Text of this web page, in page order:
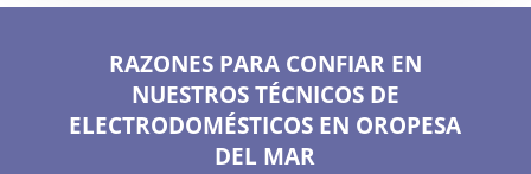
RAZONES PARA CONFIAR EN
NUESTROS TÉCNICOS DE
ELECTRODOMÉSTICOS EN OROPESA
DEL MAR